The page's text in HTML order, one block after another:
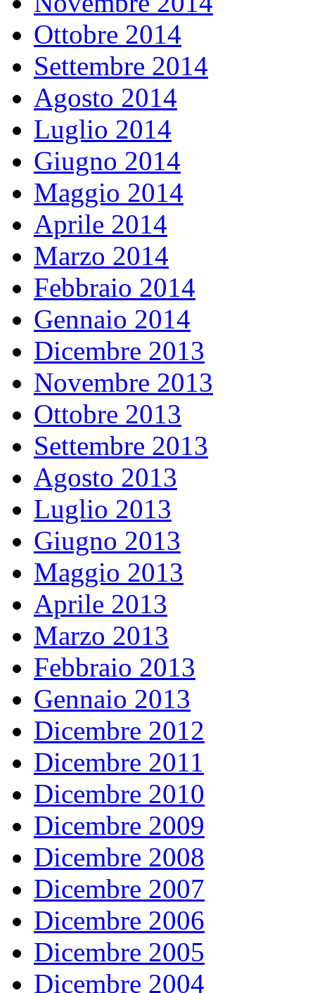
Ottobre 2014
Settembre 2014
Agosto 2014
Luglio 2014
Giugno 2014
Maggio 2014
Aprile 2014
Marzo 2014
Febbraio 2014
Gennaio 2014
Dicembre 2013
Novembre 2013
Ottobre 2013
Settembre 2013
Agosto 2013
Luglio 2013
Giugno 2013
Maggio 2013
Aprile 2013
Marzo 2013
Febbraio 2013
Gennaio 2013
Dicembre 2012
Dicembre 2011
Dicembre 2010
Dicembre 2009
Dicembre 2008
Dicembre 2007
Dicembre 2006
Dicembre 2005
Dicembre 2004